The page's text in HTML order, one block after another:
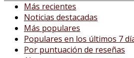
Más recientes
Noticias destacadas
Más populares
Populares en los últimos 7
Por puntuación de reseñas